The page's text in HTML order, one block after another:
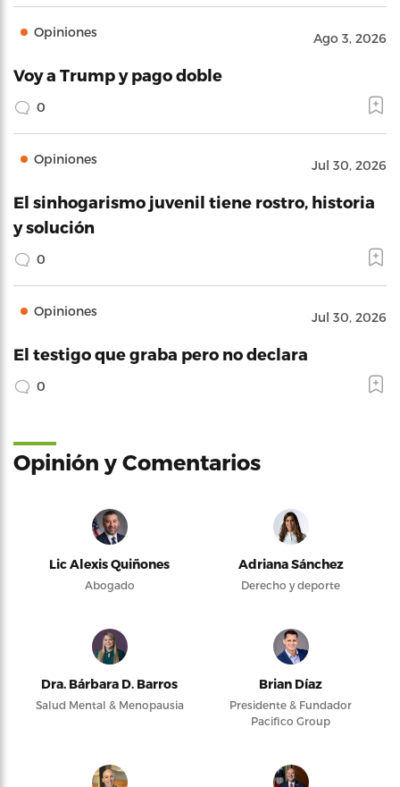
Opiniones Ago 3, 2026
Voy a Trump y pago doble
0
Opiniones Jul 30, 2026
El sinhogarismo juvenil tiene rostro, historia
y solución
0
Opiniones Jul 30, 2026
El testigo que graba pero no declara
0
Opinión y Comentarios
Lic Alexis Quiñones
Abogado
Adriana Sánchez
Derecho y deporte
Dra. Bárbara D. Barros
Salud Mental & Menopausia
Brian Díaz
Presidente & Fundador
Pacifico Group